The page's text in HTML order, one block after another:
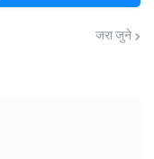
जरा जुने